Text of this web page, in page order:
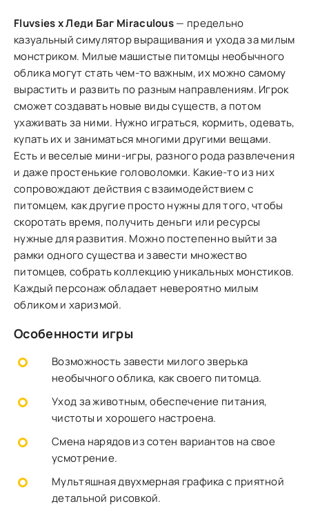
Fluvsies x Леди Баг Miraculous— предельно
казуальный симулятор выращивания и ухода за милым
монстриком. Милые машистые питомцы необычного
облика могут стать чем-то важным, их можно самому
вырастить и развить по разным направлениям. Игрок
сможет создавать новые виды существ, а потом
ухаживать за ними. Нужно играться, кормить, одевать,
купать их и заниматься многими другими вещами.
Есть и веселые мини-игры, разного рода развлечения
и даже простенькие головоломки. Какие-то из них
сопровождают действия с взаимодействием с
питомцем, как другие просто нужны для того, чтобы
скоротать время, получить деньги или ресурсы
нужные для развития. Можно постепенно выйти за
рамки одного существа и завести множество
питомцев, собрать коллекцию уникальных монстиков.
Каждый персонаж обладает невероятно милым
обликом и харизмой.
Особенности игры
Возможность завести милого зверька
необычного облика, как своего питомца.
Уход за животным, обеспечение питания,
чистоты и хорошего настроена.
Смена нарядов из сотен вариантов на свое
усмотрение.
Мультяшная двухмерная графика с приятной
детальной рисовкой.